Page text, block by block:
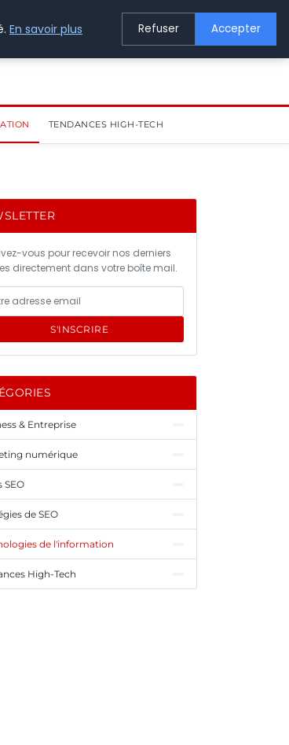
TENDANCES HIGH-TECH
vous pour recevoir nos derniers
directement dans votre boîte mail.
S'INSCRIRE
& Entreprise
numérique
SEO
de SEO
de l'information
High-Tech
En savoir plus Refuser Accepter